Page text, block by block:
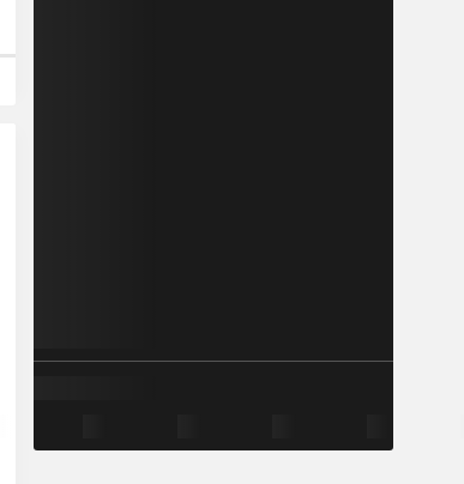
0.01 / 0.01